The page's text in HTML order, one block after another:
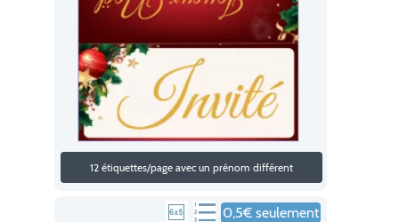
12 étiquettes/page avec un prénom différent
0,5€ seulement